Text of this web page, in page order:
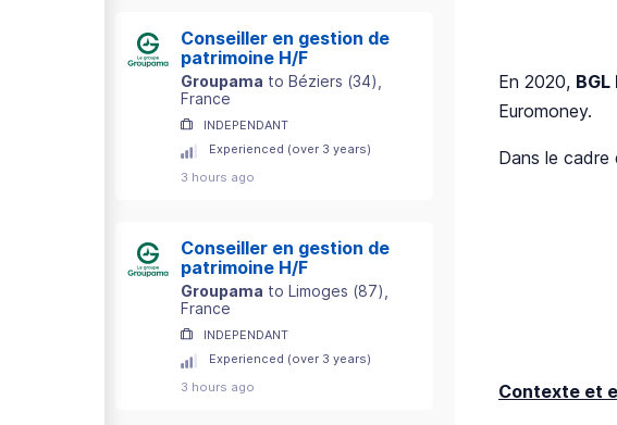
Conseiller en gestion de
patrimoine H/F
Groupama to Béziers (34)
France
INDEPENDANT
Experienced (over 3 years)
3 hours ago
Conseiller en gestion de
patrimoine H/F
Groupama to Limoges (87)
France
INDEPENDANT
Experienced (over 3 years)
3 hours ago
En 2020, BGL
Euromoney.
Dans le cadre
Contexte et